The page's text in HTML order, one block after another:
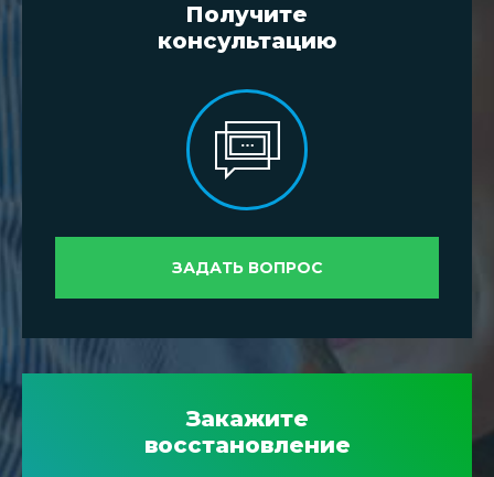
Получите
консультацию
ЗАДАТЬ ВОПРОС
Закажите
восстановление